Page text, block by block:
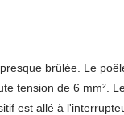
brûlée. Le
tension de 6 mm².
est allé à